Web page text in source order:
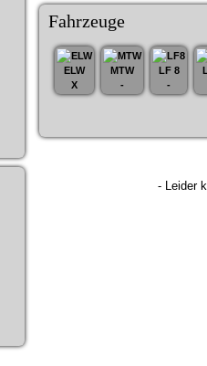
Fahrzeuge
ELW
X
MTW
-
LF 8
-
- Leider